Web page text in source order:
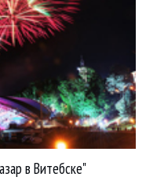
в Витебске"